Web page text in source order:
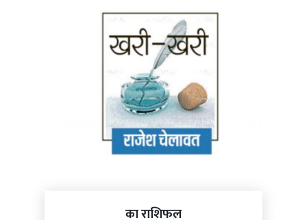
का राशिफल